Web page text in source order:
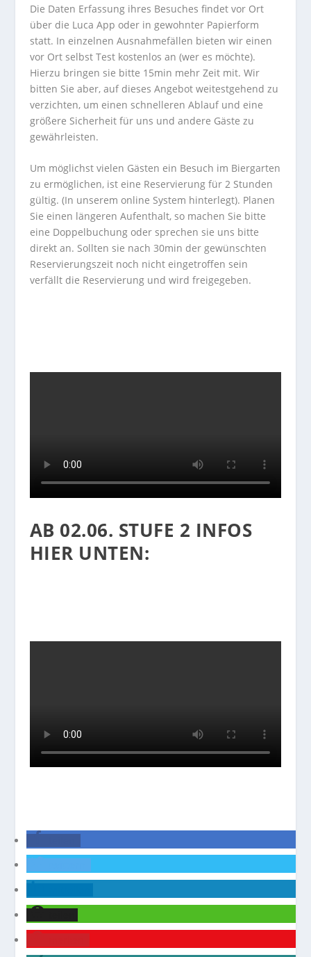
Die Daten Erfassung ihres Besuches findet vor Ort
über die Luca App oder in gewohnter Papierform
statt. In einzelnen Ausnahmefällen bieten wir einen
vor Ort selbst Test kostenlos an (wer es möchte).
Hierzu bringen sie bitte 15min mehr Zeit mit. Wir
bitten Sie aber, auf dieses Angebot weitestgehend zu
verzichten, um einen schnelleren Ablauf und eine
größere Sicherheit für uns und andere Gäste zu
gewährleisten.
Um möglichst vielen Gästen ein Besuch im Biergarten
zu ermöglichen, ist eine Reservierung für 2 Stunden
gültig. (In unserem online System hinterlegt). Planen
Sie einen längeren Aufenthalt, so machen Sie bitte
eine Doppelbuchung oder sprechen sie uns bitte
direkt an. Sollten sie nach 30min der gewünschten
Reservierungszeit noch nicht eingetroffen sein
verfällt die Reservierung und wird freigegeben.
AB 02.06. STUFE 2 INFOS
HIER UNTEN: